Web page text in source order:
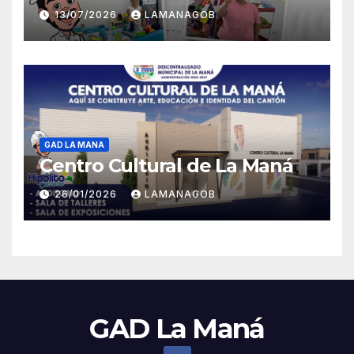
13/07/2026 LAMANAGOB
GAD LA MANA
Centro Cultural de La Maná
26/01/2026 LAMANAGOB
GAD La Maná